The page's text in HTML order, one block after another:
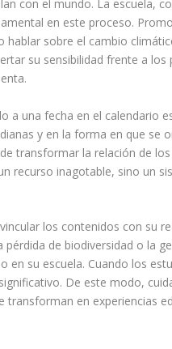
con el mundo. La escuela,
en este proceso.
hablar sobre el cambio
su sensibilidad frente a los
a una fecha en el calendario
y en la forma en que se
transformar la relación de
recurso inagotable, sino un
los contenidos con su
de biodiversidad o la
su escuela. Cuando los
De este modo,
en experiencias